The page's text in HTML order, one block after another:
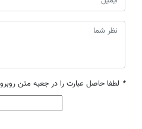
* لطفا حاصل عبارت را در جعبه متن روبرو